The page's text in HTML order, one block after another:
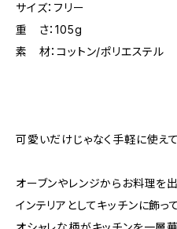
サイズ：フリー
重 さ：105g
素 材：コットン/ポリエステル
可愛いだけじゃなく手軽に使え
オーブンやレンジからお料理を
インテリアとしてキッチンに飾